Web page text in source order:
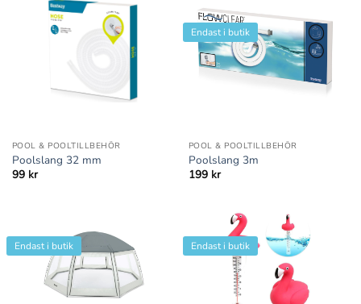
POOL & POOLTILLBEHÖR
Poolslang 32 mm
99 kr
Endast i butik
POOL & POOLTILLBEHÖR
Poolslang 3m
199 kr
Endast i butik Endast i butik